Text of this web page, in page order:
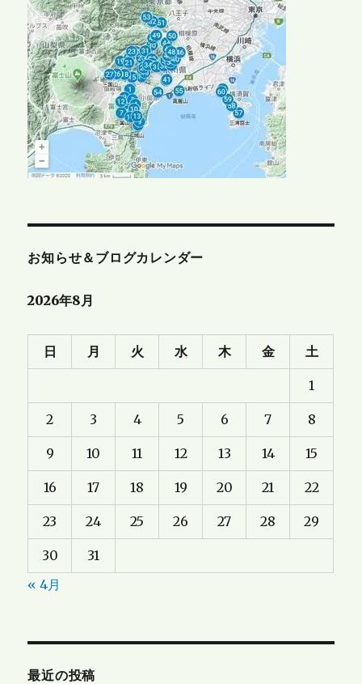
お知らせ＆ブログカレンダー
2026年8月
日 月 火 水 木 金 土
1
2 3 4 5 6 7 8
9 10 11 12 13 14 15
16 17 18 19 20 21 22
23 24 25 26 27 28 29
30
31
« 4月
最近の投稿